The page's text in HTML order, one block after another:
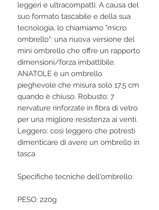
leggeri e ultracompatti. A causa del
suo formato tascabile e della sua
tecnologia, lo chiamiamo "micro
ombrello": una nuova versione del
mini ombrello che offre un rapporto
dimensioni/forza imbattibile.
ANATOLE è un ombrello
pieghevole che misura solo 17,5 cm
quando è chiuso. Robusto: 7
nervature rinforzate in fibra di vetro
per una migliore resistenza ai venti.
Leggero: così leggero che potresti
dimenticare di avere un ombrello in
tasca
Specifiche tecniche dell'ombrello:
PESO: 220g